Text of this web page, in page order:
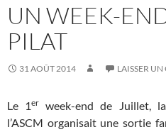
UN WEEK-
PILAT
31 AOÛT 2014 LAISSER
Le 1er week-end de Juillet,
l’ASCM organisait une sortie